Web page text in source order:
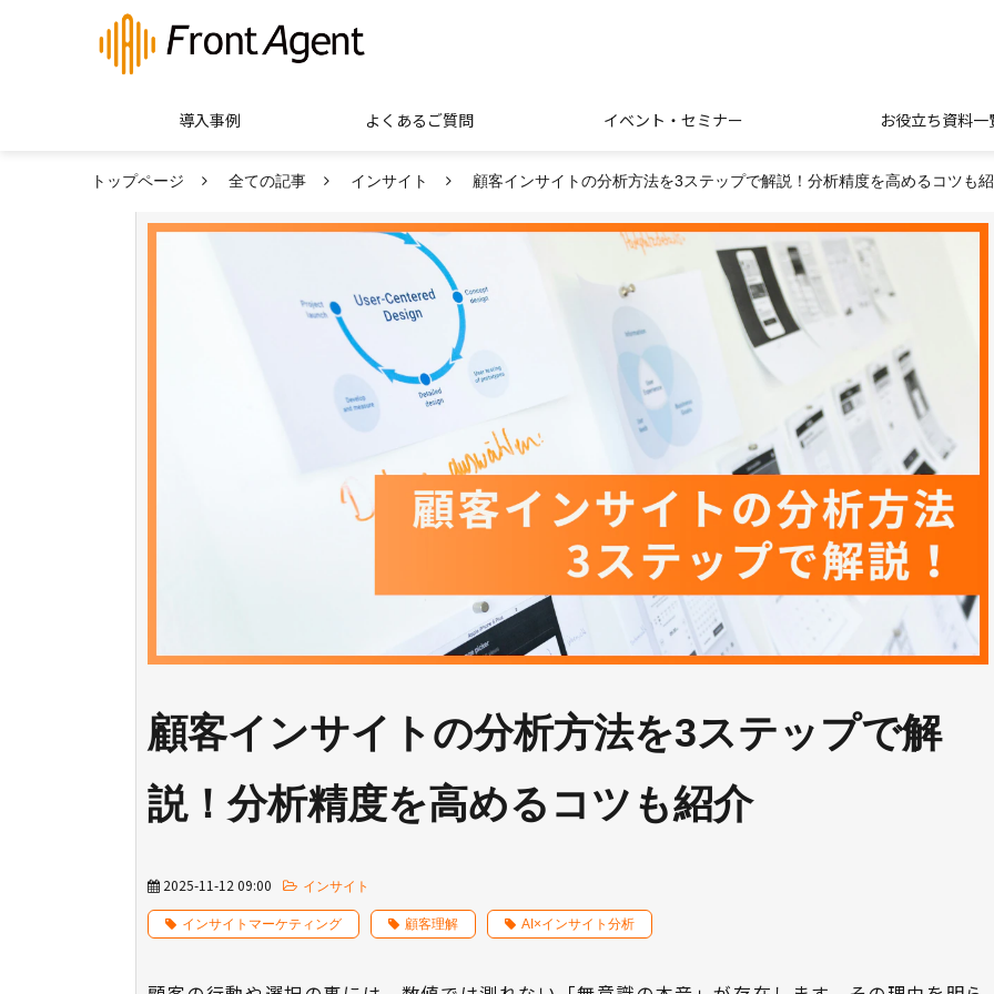
導入事例 よくあるご質問 イベント・セミナー お役立ち資料一
トップページ 全ての記事 インサイト 顧客インサイトの分析方法を3ステップで解説！分析精度を高めるコツも
顧客インサイトの分析方法を3ステップで解
説！分析精度を高めるコツも紹介
2025-11-12 09:00 インサイト
インサイトマーケティング 顧客理解 AI×インサイト分析